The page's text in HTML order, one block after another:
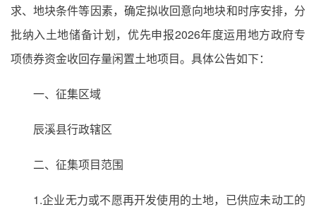
求、地块条件等因素，确定拟收回意向地块和时序安排，分
批纳入土地储备计划，优先申报2026年度运用地方政府专
项债券资金收回存量闲置土地项目。具体公告如下：
一、征集区域
辰溪县行政辖区
二、征集项目范围
1.企业无力或不愿再开发使用的土地，已供应未动工的